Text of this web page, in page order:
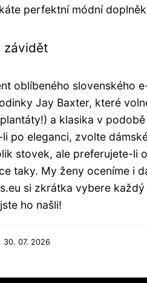
perfektní módní
závidět
oblíbeného slovenského
Jay Baxter, které
a klasika v podobě
po eleganci, zvolte
stovek, ale preferujete-li
taky. My ženy oceníme i
si zkrátka vybere
ho našli!
30. 07. 2026